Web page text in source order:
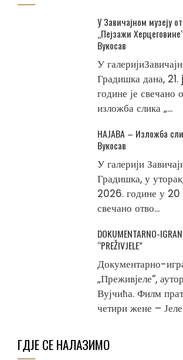
У Завичајном музеју
„Пејзажи
Вукосав
У
Градишка дана,
године је свечано
изложба слика „...
НАЈАВА – Изложба
Вукосав
У галерији
Градишка, у
2026. године у 20
свечано отво...
DOKUMENTARNO-
“PREŽIVJELE”
Документарно-
„Преживјеле“,
Вујчића. Филм
четири жене –
ГДЈЕ СЕ НАЛАЗИМО